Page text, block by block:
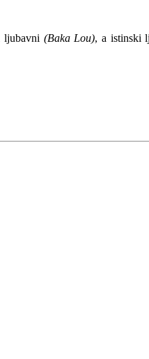
ljubavni (Baka Lou), a istinski